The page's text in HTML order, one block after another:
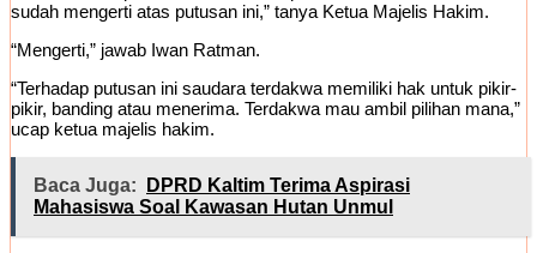
sudah mengerti atas putusan ini,” tanya Ketua Majelis Hakim.
“Mengerti,” jawab Iwan Ratman.
“Terhadap putusan ini saudara terdakwa memiliki hak untuk pikir-
pikir, banding atau menerima. Terdakwa mau ambil pilihan mana,”
ucap ketua majelis hakim.
Baca Juga:
DPRD Kaltim Terima Aspirasi
Mahasiswa Soal Kawasan Hutan Unmul